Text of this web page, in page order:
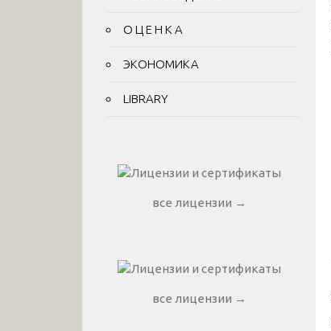
О Ц Е Н К А
ЭКОНОМИКА
LIBRARY
все лицензии →
все лицензии →